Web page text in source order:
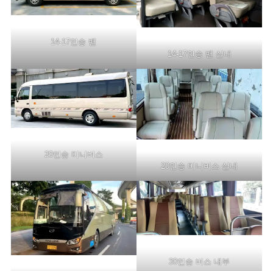
14-17인승 밴
14-17인승 밴 실내
20인승 미니버스
20인승 미니버스 실내
30인승 버스 내부